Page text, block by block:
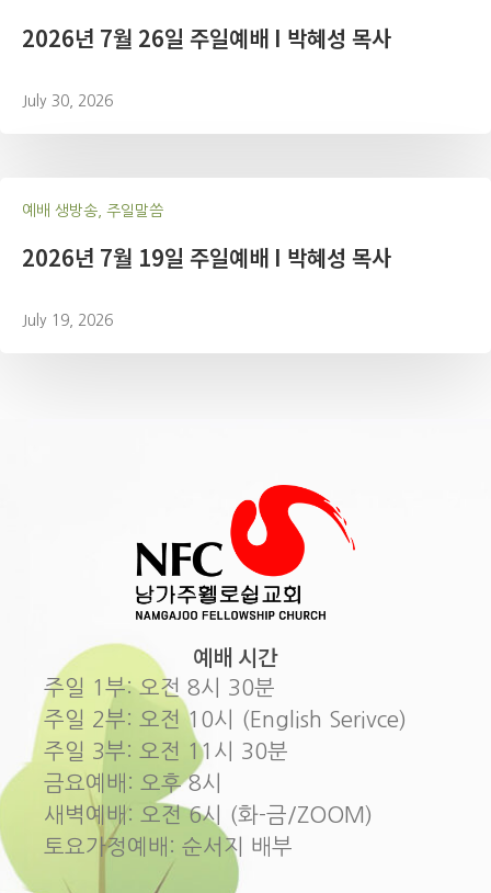
2026년 7월 26일 주일예배 I 박혜성 목사
July 30, 2026
예배 생방송, 주일말씀
2026년 7월 19일 주일예배 I 박혜성 목사
July 19, 2026
예배 시간
주일 1부: 오전 8시 30분
주일 2부: 오전 10시 (English Serivce)
주일 3부: 오전 11시 30분
금요예배: 오후 8시
새벽예배: 오전 6시 (화-금/ZOOM)
토요가정예배: 순서지 배부